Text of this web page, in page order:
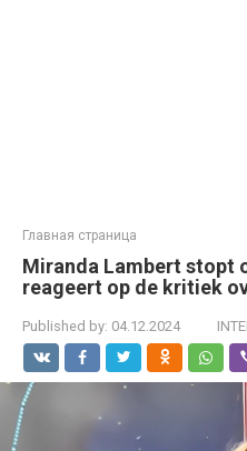
Главная страница
Miranda Lambert stopt
reageert op de kritiek
Published by: 04.12.2024